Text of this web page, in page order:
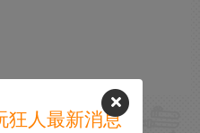
狂人最新消息